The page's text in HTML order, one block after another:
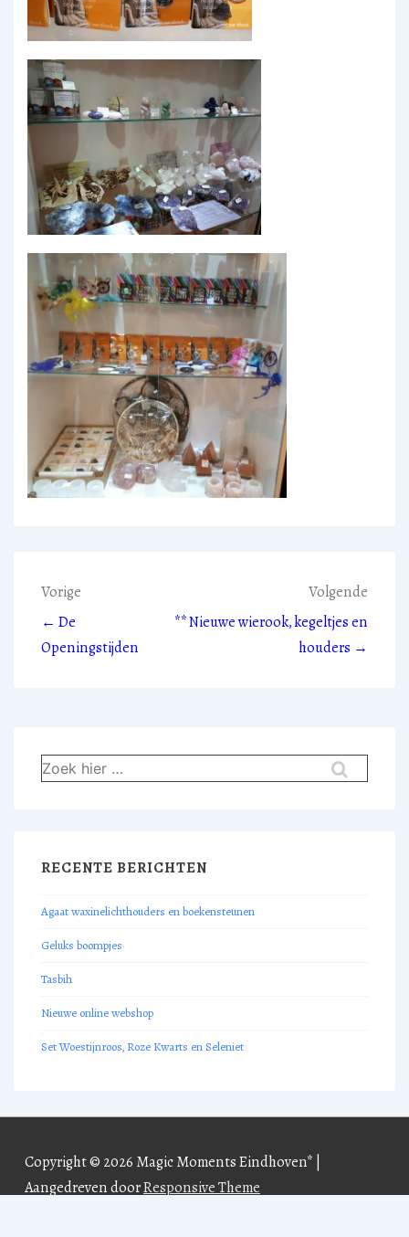
Bericht
navigatie
Vorige
← De
Openingstijden
Volgende
** Nieuwe wierook, kegeltjes en
houders →
Zoek
naar:
RECENTE BERICHTEN
Agaat waxinelichthouders en boekensteunen
Geluks boompjes
Tasbih
Nieuwe online webshop
Set Woestijnroos, Roze Kwarts en Seleniet
Copyright © 2026 Magic Moments Eindhoven* |
Aangedreven doorResponsive Theme